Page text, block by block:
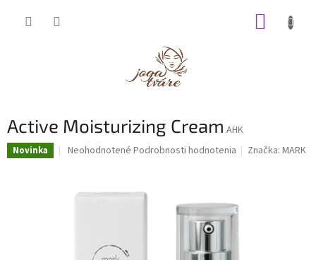
Active Moisturizing Cream AHK
Novinka
Priemerné
hviezdičiek.
Neohodnotené Podrobnosti hodnotenia Značka:MARK